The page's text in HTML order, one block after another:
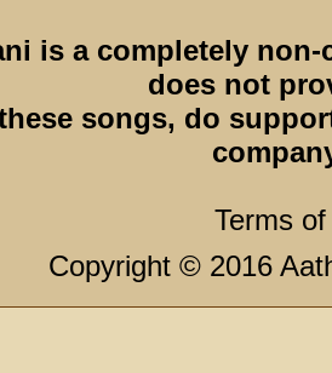
is a completely
does not
songs, do
Terms
Copyright © 2016